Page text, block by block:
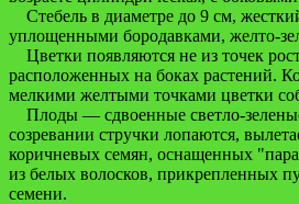
Стебель в диаметре до 9 см,
уплощенными бородавками, желто-
Цветки появляются не из точек
расположенных на боках растений.
мелкими желтыми точками цветки
Плоды — сдвоенные светло-
созревании стручки лопаются,
коричневых семян, оснащенных
из белых волосков, прикрепленных
семени.